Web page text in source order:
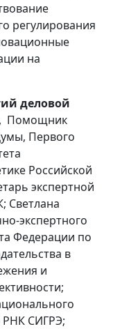
регулирования
на
деловой
Помощник
Первого
Российской
экспертной
Светлана
экспертного
Федерации по
в
и
РНК СИГРЭ;